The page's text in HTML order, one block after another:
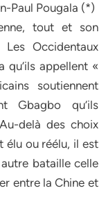
Paul Pougala (*)
tout et son
Occidentaux
qu’ils appellent «
soutiennent
Gbagbo qu’ils
delà des choix
élu ou réélu, il est
bataille celle
entre la Chine et